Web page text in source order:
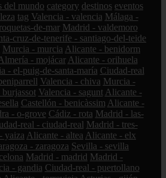
del mundo category destinos eventos
tag Valencia - valencia Málaga -
de-mar Madrid - valdemoro
cruz-de-tenerife - santiago-del-teide
Murcia - murcia Alicante - benidorm
- mojácar Alicante - orihuela
- el-puig-de-santa-maría Ciudad-real
Valencia - chiva Murcia -
Valencia - sagunt Alicante -
Castellón - benicàssim Alicante -
- o-grove Cádiz - rota Madrid - las-
real - ciudad-real Madrid - tres-
yaiza Alicante - altea Alicante - elx
- zaragoza Sevilla - sevilla
Madrid - madrid Madrid -
- gandia Ciudad-real - puertollano